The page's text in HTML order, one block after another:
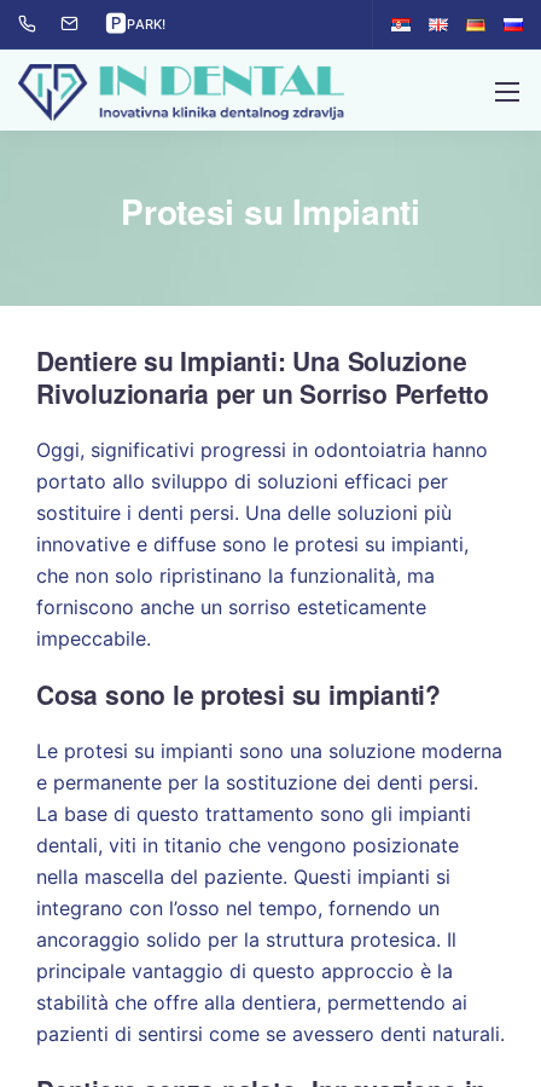
🅿PARK!
Protesi su Impianti
Dentiere su Impianti: Una Soluzione
Rivoluzionaria per un Sorriso Perfetto
Oggi, significativi progressi in odontoiatria hanno
portato allo sviluppo di soluzioni efficaci per
sostituire i denti persi. Una delle soluzioni più
innovative e diffuse sono le protesi su impianti,
che non solo ripristinano la funzionalità, ma
forniscono anche un sorriso esteticamente
impeccabile.
Cosa sono le protesi su impianti?
Le protesi su impianti sono una soluzione moderna
e permanente per la sostituzione dei denti persi.
La base di questo trattamento sono gli impianti
dentali, viti in titanio che vengono posizionate
nella mascella del paziente. Questi impianti si
integrano con l’osso nel tempo, fornendo un
ancoraggio solido per la struttura protesica. Il
principale vantaggio di questo approccio è la
stabilità che offre alla dentiera, permettendo ai
pazienti di sentirsi come se avessero denti naturali.